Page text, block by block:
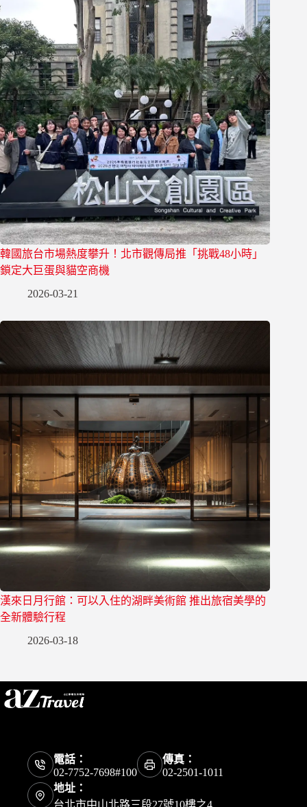
韓國旅台市場熱度攀升！北市觀傳局推「挑戰48小時」
鎖定大巨蛋與貓空商機
2026-03-21
漢來日月行館：可以入住的湖畔美術館 推出旅宿美學的
全新體驗行程
2026-03-18
電話：
02-7752-7698#100
傳真：
02-2501-1011
地址：